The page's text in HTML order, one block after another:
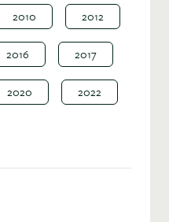
2010 2012
2016 2017
2020 2022